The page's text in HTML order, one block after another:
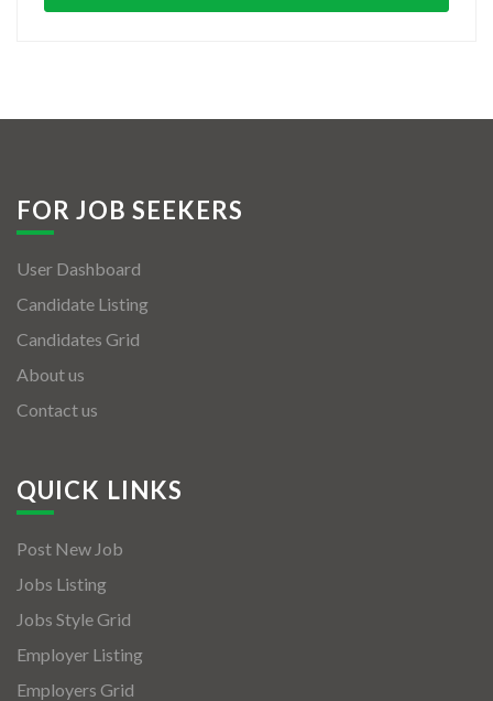
FOR JOB SEEKERS
User Dashboard
Candidate Listing
Candidates Grid
About us
Contact us
QUICK LINKS
Post New Job
Jobs Listing
Jobs Style Grid
Employer Listing
Employers Grid